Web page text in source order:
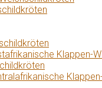
Klappen-